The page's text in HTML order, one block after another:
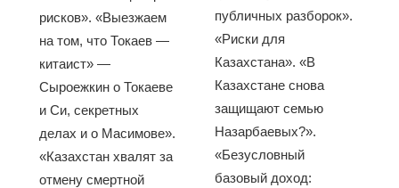
рисков». «Выезжаем
на том, что Токаев —
китаист» —
Сыроежкин о Токаеве
и Си, секретных
делах и о Масимове».
«Казахстан хвалят за
отмену смертной
публичных разборок».
«Риски для
Казахстана». «В
Казахстане снова
защищают семью
Назарбаевых?».
«Безусловный
базовый доход: